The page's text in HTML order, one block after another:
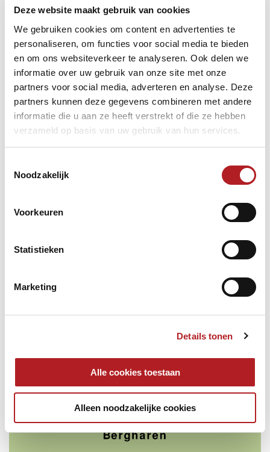
Deze website maakt gebruik van cookies
We gebruiken cookies om content en advertenties te
personaliseren, om functies voor social media te bieden
en om ons websiteverkeer te analyseren. Ook delen we
informatie over uw gebruik van onze site met onze
partners voor social media, adverteren en analyse. Deze
partners kunnen deze gegevens combineren met andere
informatie die u aan ze heeft verstrekt of die ze hebben
verzameld op basis van uw gebruik van hun services.
Noodzakelijk
Voorkeuren
Statistieken
Marketing
Details tonen
Alle cookies toestaan
Alleen noodzakelijke cookies
Hoofdtoernooi
Het hoofdtoernooi wordt gehouden van 5 t/m 7 januari
2018, eveneens in Bergharen. Gezien de belangstelling bij
het NK 38/2 vorig jaar (met passen en meten kon het
publiek binnen) wijkt de organisatie voor het hoofdtoernooi
uit naar de theaterzaal van De Zandloper in Bergharen. Hier
verrijst een heuse biljartarena met 4 tafels compleet met
boarding en tribune. Het publiek kan twee dagen volop
de biljarters zeer benaderbaar zijn. Men zit als het ware aan
De wedstrijden beginnen zaterdag en zondag om 10:00 uur.
De toegang is gratis.